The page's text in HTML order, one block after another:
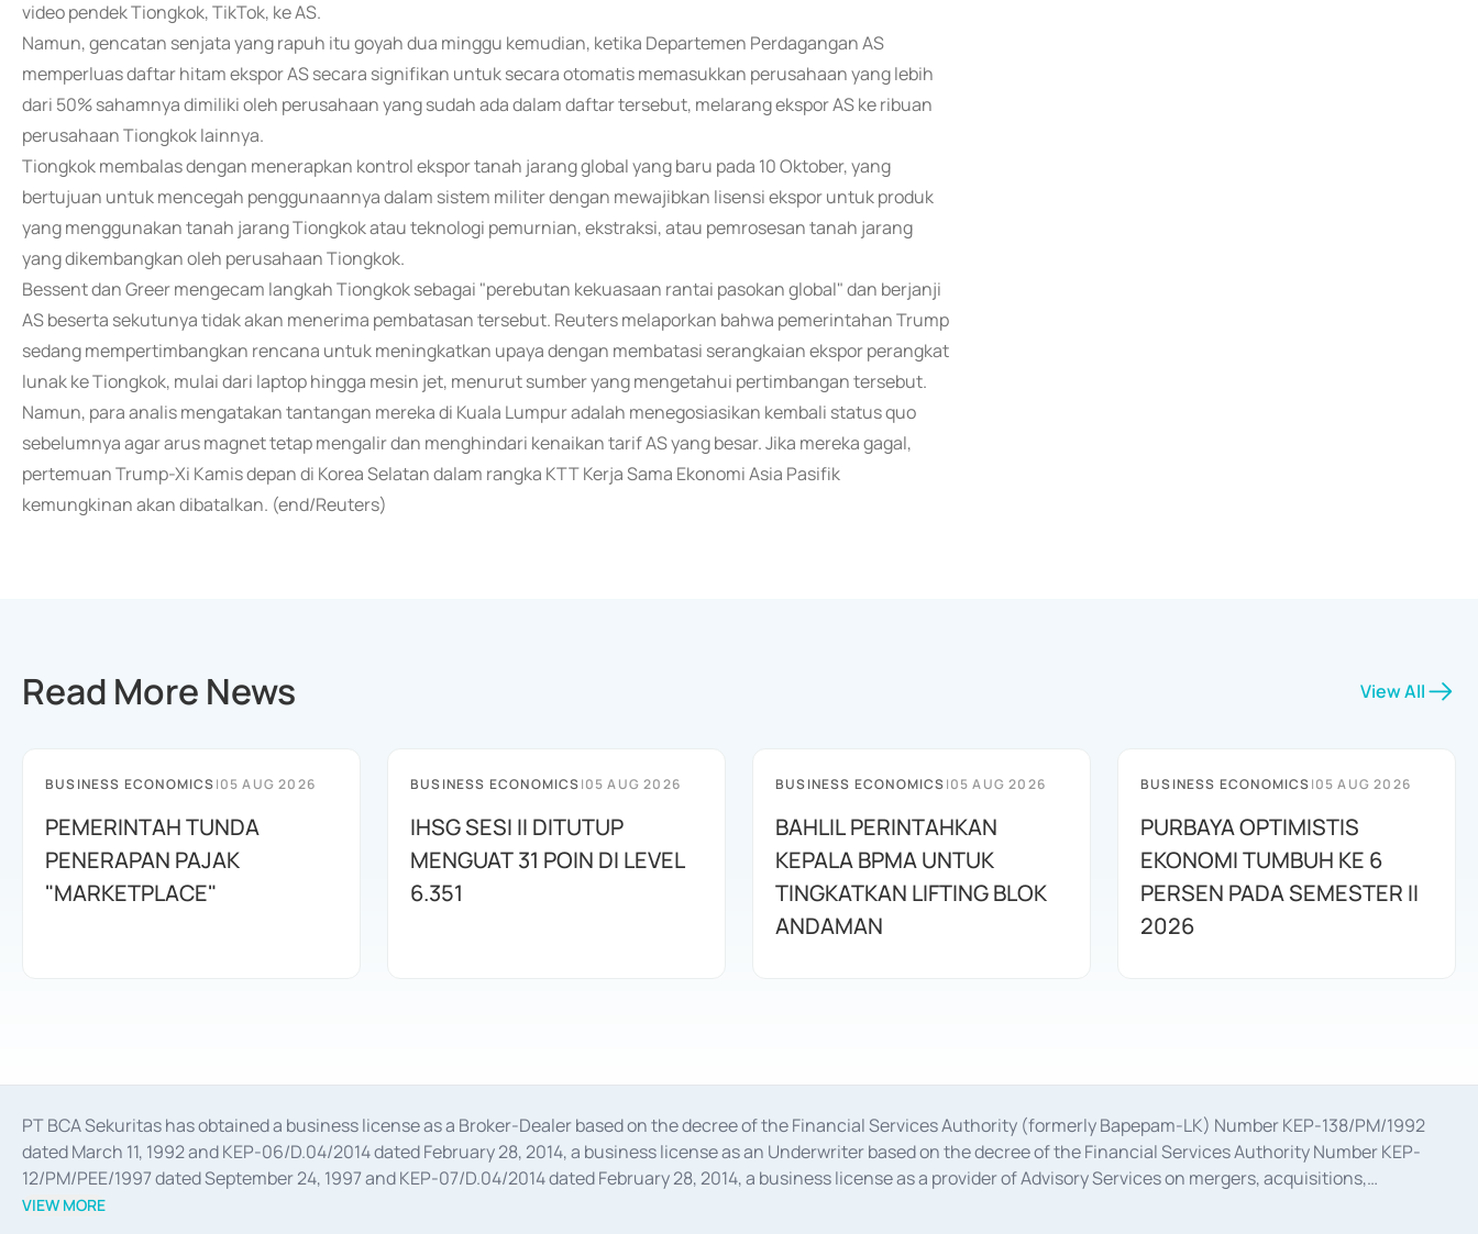
video pendek Tiongkok, TikTok, ke AS.
Namun, gencatan senjata yang rapuh itu goyah dua minggu kemudian, ketika Departemen Perdagangan AS
memperluas daftar hitam ekspor AS secara signifikan untuk secara otomatis memasukkan perusahaan yang lebih
dari 50% sahamnya dimiliki oleh perusahaan yang sudah ada dalam daftar tersebut, melarang ekspor AS ke ribuan
perusahaan Tiongkok lainnya.
Tiongkok membalas dengan menerapkan kontrol ekspor tanah jarang global yang baru pada 10 Oktober, yang
bertujuan untuk mencegah penggunaannya dalam sistem militer dengan mewajibkan lisensi ekspor untuk produk
yang menggunakan tanah jarang Tiongkok atau teknologi pemurnian, ekstraksi, atau pemrosesan tanah jarang
yang dikembangkan oleh perusahaan Tiongkok.
Bessent dan Greer mengecam langkah Tiongkok sebagai "perebutan kekuasaan rantai pasokan global" dan berjanji
AS beserta sekutunya tidak akan menerima pembatasan tersebut. Reuters melaporkan bahwa pemerintahan Trump
sedang mempertimbangkan rencana untuk meningkatkan upaya dengan membatasi serangkaian ekspor perangkat
lunak ke Tiongkok, mulai dari laptop hingga mesin jet, menurut sumber yang mengetahui pertimbangan tersebut.
Namun, para analis mengatakan tantangan mereka di Kuala Lumpur adalah menegosiasikan kembali status quo
sebelumnya agar arus magnet tetap mengalir dan menghindari kenaikan tarif AS yang besar. Jika mereka gagal,
pertemuan Trump-Xi Kamis depan di Korea Selatan dalam rangka KTT Kerja Sama Ekonomi Asia Pasifik
kemungkinan akan dibatalkan. (end/Reuters)
Read More News View All
BUSINESS ECONOMICS|05 AUG 2026
PEMERINTAH TUNDA
PENERAPAN PAJAK
"MARKETPLACE"
BUSINESS ECONOMICS|05 AUG 2026
IHSG SESI II DITUTUP
MENGUAT 31 POIN DI LEVEL
6.351
BUSINESS ECONOMICS|05 AUG 2026
BAHLIL PERINTAHKAN
KEPALA BPMA UNTUK
TINGKATKAN LIFTING BLOK
ANDAMAN
BUSINESS ECONOMICS|05 AUG 2026
PURBAYA OPTIMISTIS
EKONOMI TUMBUH KE 6
PERSEN PADA SEMESTER II
2026
PT BCA Sekuritas has obtained a business license as a Broker-Dealer based on the decree of the Financial Services Authority (formerly Bapepam-LK) Number KEP-138/PM/1992
dated March 11, 1992 and KEP-06/D.04/2014 dated February 28, 2014, a business license as an Underwriter based on the decree of the Financial Services Authority Number KEP-
12/PM/PEE/1997 dated September 24, 1997 and KEP-07/D.04/2014 dated February 28, 2014, a business license as a provider of Advisory Services on mergers, acquisitions,
divestments, and joint ventures based on the decree of the Financial Services Authority Number S-67/PM.21/2014 dated February 28, 2014, a business license as a provider of
VIEW MORE